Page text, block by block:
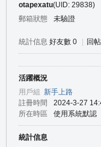
otapexatu(UID: 29838)
郵箱狀態
未驗證
統計信息 好友數 0 回
活躍概況
用戶組 新手上路
註冊時間
2024-3-27
所在時區
使用系統默認
統計信息